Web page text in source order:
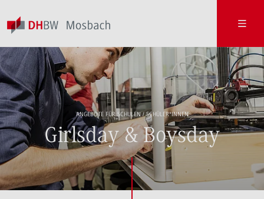
ANGEBOTE FÜR SCHULEN / SCHÜLER*INNEN
Girlsday & Boysday